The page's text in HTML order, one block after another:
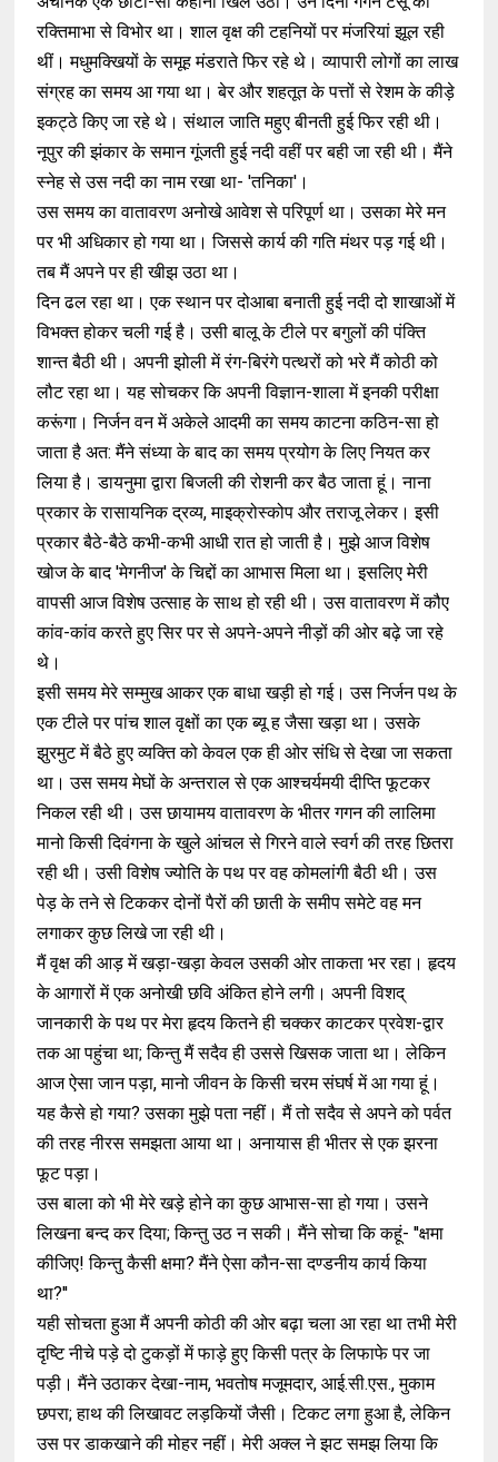
रक्तिमाभा से विभोर था। शाल वृक्ष की टहनियों पर मंजरियां झूल रही
थीं। मधुमक्खियों के समूह मंडराते फिर रहे थे। व्यापारी लोगों का लाख
संग्रह का समय आ गया था। बेर और शहतूत के पत्तों से रेशम के कीड़े
इकट्ठे किए जा रहे थे। संथाल जाति महुए बीनती हुई फिर रही थी।
नूपुर की झंकार के समान गूंजती हुई नदी वहीं पर बही जा रही थी। मैंने
स्नेह से उस नदी का नाम रखा था- 'तनिका'।
उस समय का वातावरण अनोखे आवेश से परिपूर्ण था। उसका मेरे मन
पर भी अधिकार हो गया था। जिससे कार्य की गति मंथर पड़ गई थी।
तब मैं अपने पर ही खीझ उठा था।
दिन ढल रहा था। एक स्थान पर दोआबा बनाती हुई नदी दो शाखाओं में
विभक्त होकर चली गई है। उसी बालू के टीले पर बगुलों की पंक्ति
शान्त बैठी थी। अपनी झोली में रंग-बिरंगे पत्थरों को भरे मैं कोठी को
लौट रहा था। यह सोचकर कि अपनी विज्ञान-शाला में इनकी परीक्षा
करूंगा। निर्जन वन में अकेले आदमी का समय काटना कठिन-सा हो
जाता है अत: मैंने संध्या के बाद का समय प्रयोग के लिए नियत कर
लिया है। डायनुमा द्वारा बिजली की रोशनी कर बैठ जाता हूं। नाना
प्रकार के रासायनिक द्रव्य, माइक्रोस्कोप और तराजू लेकर। इसी
प्रकार बैठे-बैठे कभी-कभी आधी रात हो जाती है। मुझे आज विशेष
खोज के बाद 'मेगनीज' के चिद्दों का आभास मिला था। इसलिए मेरी
वापसी आज विशेष उत्साह के साथ हो रही थी। उस वातावरण में कौए
कांव-कांव करते हुए सिर पर से अपने-अपने नीड़ों की ओर बढ़े जा रहे
थे।
इसी समय मेरे सम्मुख आकर एक बाधा खड़ी हो गई। उस निर्जन पथ के
एक टीले पर पांच शाल वृक्षों का एक ब्यू ह जैसा खड़ा था। उसके
झुरमुट में बैठे हुए व्यक्ति को केवल एक ही ओर संधि से देखा जा सकता
था। उस समय मेघों के अन्तराल से एक आश्चर्यमयी दीप्ति फूटकर
निकल रही थी। उस छायामय वातावरण के भीतर गगन की लालिमा
मानो किसी दिवंगना के खुले आंचल से गिरने वाले स्वर्ग की तरह छितरा
रही थी। उसी विशेष ज्योति के पथ पर वह कोमलांगी बैठी थी। उस
पेड़ के तने से टिककर दोनों पैरों की छाती के समीप समेटे वह मन
लगाकर कुछ लिखे जा रही थी।
मैं वृक्ष की आड़ में खड़ा-खड़ा केवल उसकी ओर ताकता भर रहा। हृदय
के आगारों में एक अनोखी छवि अंकित होने लगी। अपनी विशद्
जानकारी के पथ पर मेरा हृदय कितने ही चक्कर काटकर प्रवेश-द्वार
तक आ पहुंचा था; किन्तु मैं सदैव ही उससे खिसक जाता था। लेकिन
आज ऐसा जान पड़ा, मानो जीवन के किसी चरम संघर्ष में आ गया हूं।
यह कैसे हो गया? उसका मुझे पता नहीं। मैं तो सदैव से अपने को पर्वत
की तरह नीरस समझता आया था। अनायास ही भीतर से एक झरना
फूट पड़ा।
उस बाला को भी मेरे खड़े होने का कुछ आभास-सा हो गया। उसने
लिखना बन्द कर दिया; किन्तु उठ न सकी। मैंने सोचा कि कहूं- ''क्षमा
कीजिए! किन्तु कैसी क्षमा? मैंने ऐसा कौन-सा दण्डनीय कार्य किया
था?''
यही सोचता हुआ मैं अपनी कोठी की ओर बढ़ा चला आ रहा था तभी मेरी
दृष्टि नीचे पड़े दो टुकड़ों में फाड़े हुए किसी पत्र के लिफाफे पर जा
पड़ी। मैंने उठाकर देखा-नाम, भवतोष मजूमदार, आई.सी.एस., मुकाम
छपरा; हाथ की लिखावट लड़कियों जैसी। टिकट लगा हुआ है, लेकिन
उस पर डाकखाने की मोहर नहीं। मेरी अक्ल ने झट समझ लिया कि